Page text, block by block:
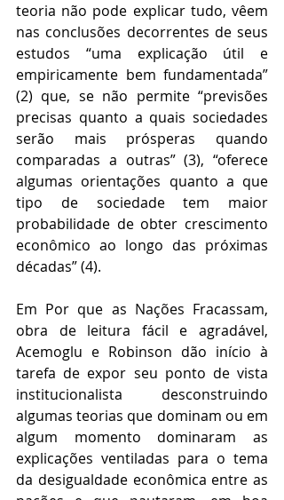
teoria não pode explicar tudo, vêem
nas conclusões decorrentes de seus
estudos “uma explicação útil e
empiricamente bem fundamentada”
(2) que, se não permite “previsões
precisas quanto a quais sociedades
serão mais prósperas quando
comparadas a outras” (3), “oferece
algumas orientações quanto a que
tipo de sociedade tem maior
probabilidade de obter crescimento
econômico ao longo das próximas
décadas” (4).
Em Por que as Nações Fracassam,
obra de leitura fácil e agradável,
Acemoglu e Robinson dão início à
tarefa de expor seu ponto de vista
institucionalista desconstruindo
algumas teorias que dominam ou em
algum momento dominaram as
explicações ventiladas para o tema
da desigualdade econômica entre as